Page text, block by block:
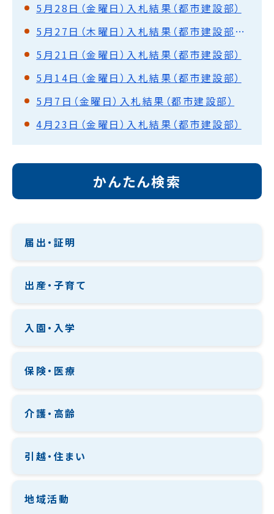
5月28日（金曜日）入札結果（都市建設部）
5月27日（木曜日）入札結果（都市建設部）落札保留
5月21日（金曜日）入札結果（都市建設部）
5月14日（金曜日）入札結果（都市建設部）
5月7日（金曜日）入札結果（都市建設部）
4月23日（金曜日）入札結果（都市建設部）
かんたん検索
届出・証明
出産・子育て
入園・入学
保険・医療
介護・高齢
引越・住まい
地域活動